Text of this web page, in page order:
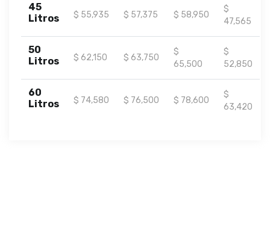
45
Litros
$ 55,935 $ 57,375 $ 58,950
$
47,565
50
Litros
$ 62,150 $ 63,750
$
65,500
$
52,850
60
Litros
$ 74,580 $ 76,500 $ 78,600
$
63,420